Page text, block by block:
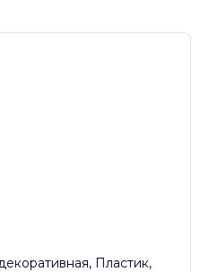
Пластик,